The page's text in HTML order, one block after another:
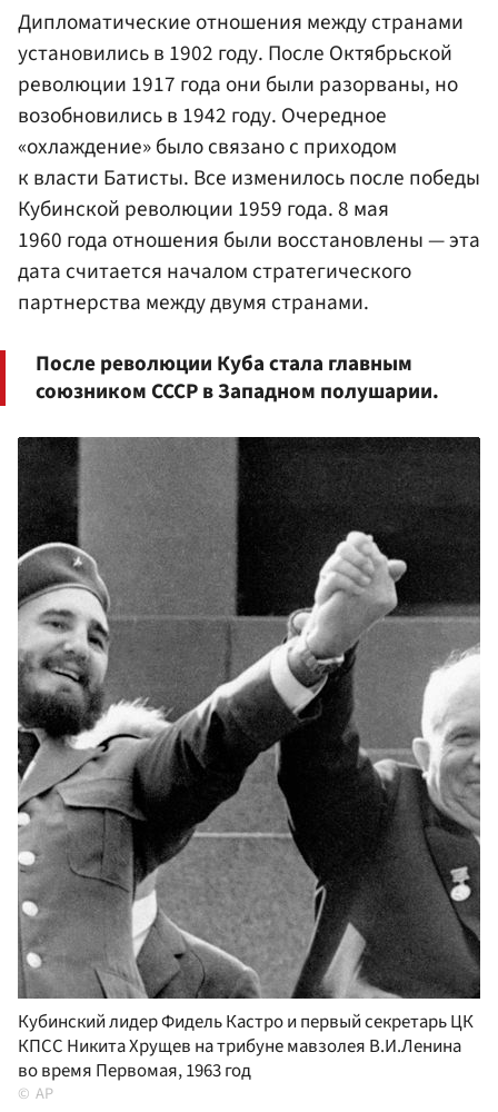
Дипломатические отношения между странами
установились в 1902 году. После Октябрьской
революции 1917 года они были разорваны, но
возобновились в 1942 году. Очередное
«охлаждение» было связано с приходом
к власти Батисты. Все изменилось после победы
Кубинской революции 1959 года. 8 мая
1960 года отношения были восстановлены — эта
дата считается началом стратегического
партнерства между двумя странами.
После революции Куба стала главным
союзником СССР в Западном полушарии.
Кубинский лидер Фидель Кастро и первый секретарь ЦК
КПСС Никита Хрущев на трибуне мавзолея В.И.Ленина
во время Первомая, 1963 год
AP